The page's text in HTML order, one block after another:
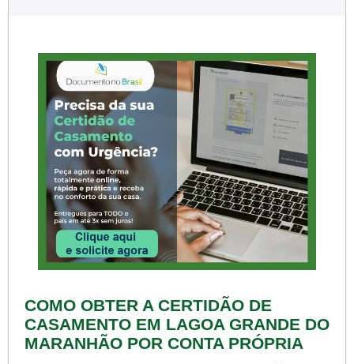
COMO OBTER A CERTIDÃO DE
CASAMENTO EM LAGOA GRANDE DO
MARANHÃO POR CONTA PRÓPRIA